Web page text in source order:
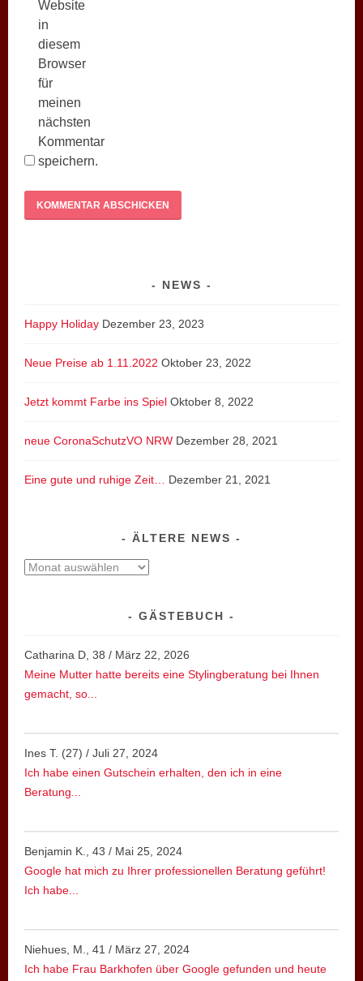
Website
in
diesem
Browser
für
meinen
nächsten
Kommentar
speichern.
NEWS
Happy Holiday Dezember 23, 2023
Neue Preise ab 1.11.2022 Oktober 23, 2022
Jetzt kommt Farbe ins Spiel Oktober 8, 2022
neue CoronaSchutzVO NRW Dezember 28, 2021
Eine gute und ruhige Zeit… Dezember 21, 2021
ÄLTERE NEWS
ältere
GÄSTEBUCH
Catharina D, 38 / März 22, 2026
Meine Mutter hatte bereits eine Stylingberatung bei Ihnen
gemacht, so...
Ines T. (27) /Juli 27, 2024
Ich habe einen Gutschein erhalten, den ich in eine
Beratung...
Benjamin K., 43 / Mai 25, 2024
Google hat mich zu Ihrer professionellen Beratung geführt!
Ich habe...
Niehues, M., 41 / März 27, 2024
Ich habe Frau Barkhofen über Google gefunden und heute